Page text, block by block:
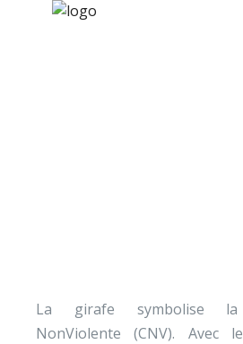
La girafe symbolise la
NonViolente (CNV). Avec